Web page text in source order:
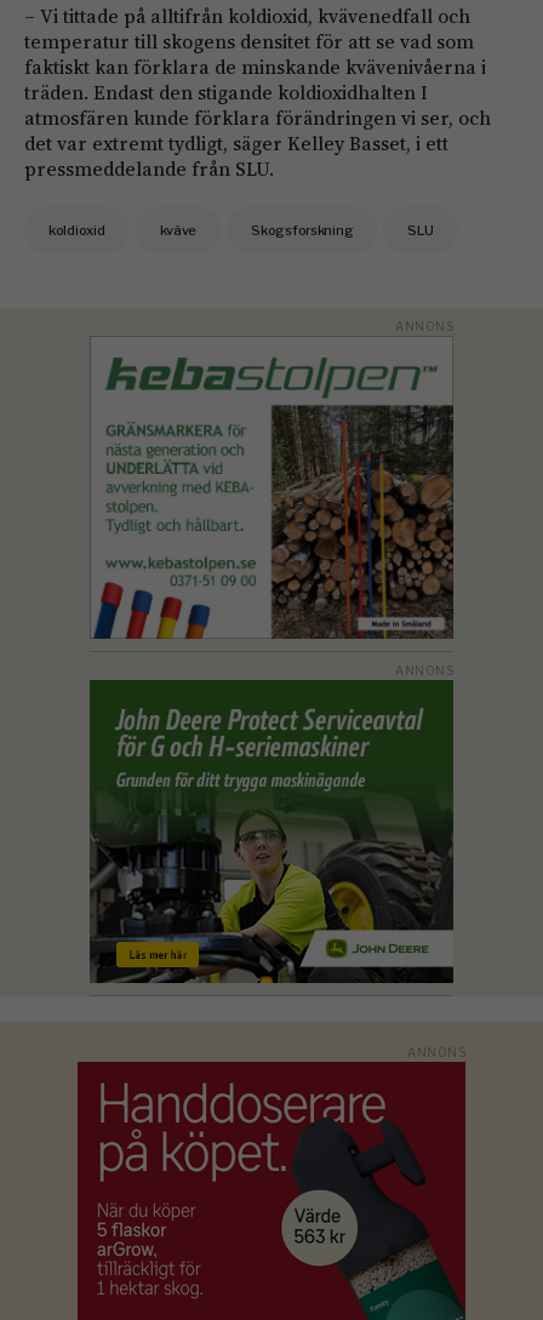
– Vi tittade på alltifrån koldioxid, kvävenedfall och
temperatur till skogens densitet för att se vad som
faktiskt kan förklara de minskande kvävenivåerna i
träden. Endast den stigande koldioxidhalten I
atmosfären kunde förklara förändringen vi ser, och
det var extremt tydligt, säger Kelley Basset, i ett
pressmeddelande från SLU.
koldioxid kväve Skogsforskning SLU